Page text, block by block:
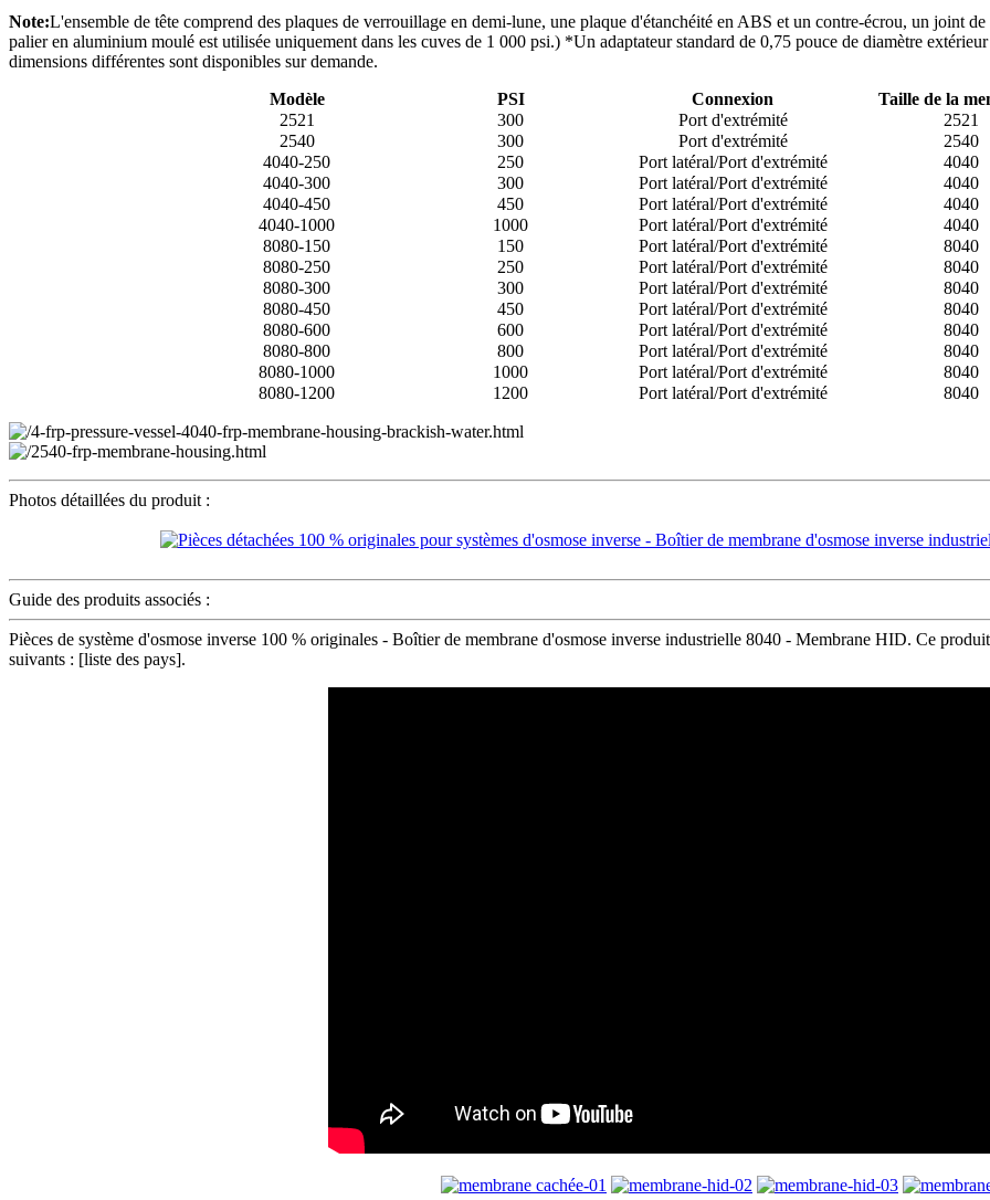
Note:L'ensemble de tête comprend des plaques de verrouillage en demi-lune, une plaque d'étanchéité en ABS et un contre-écrou, un joint
palier en aluminium moulé est utilisée uniquement dans les cuves de 1 000 psi.) *Un adaptateur standard de 0,75 pouce de diamètre
dimensions différentes sont disponibles sur demande.
Modèle
PSI Connexion
Taille de la
2521
300 Port d'extrémité
2521
2540
300 Port d'extrémité
2540
4040-250
250 Port latéral/Port d'extrémité
4040
4040-300
300 Port latéral/Port d'extrémité
4040
4040-450
450 Port latéral/Port d'extrémité
4040
4040-1000
1000 Port latéral/Port d'extrémité
4040
8080-150
150 Port latéral/Port d'extrémité
8040
8080-250
250 Port latéral/Port d'extrémité
8040
8080-300
300 Port latéral/Port d'extrémité
8040
8080-450
450 Port latéral/Port d'extrémité
8040
8080-600
600 Port latéral/Port d'extrémité
8040
8080-800
800 Port latéral/Port d'extrémité
8040
8080-1000
1000 Port latéral/Port d'extrémité
8040
8080-1200
1200 Port latéral/Port d'extrémité 8040
Photos détaillées du produit :
Guide des produits associés :
Pièces de système d'osmose inverse 100 % originales - Boîtier de membrane d'osmose inverse industrielle 8040 - Membrane HID. Ce
suivants : [liste des pays].